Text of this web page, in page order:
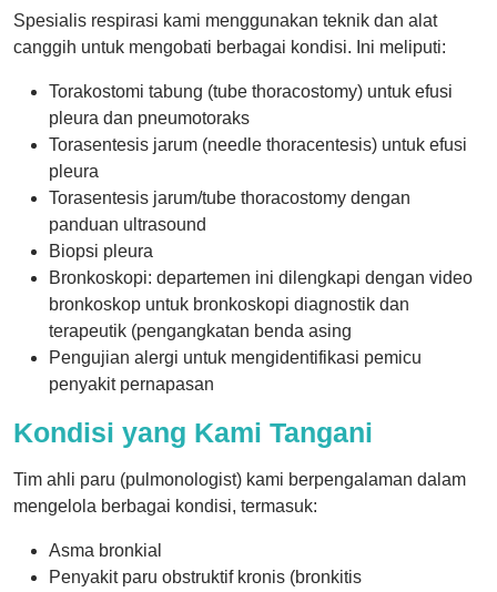
Spesialis respirasi kami menggunakan teknik dan alat
canggih untuk mengobati berbagai kondisi. Ini meliputi:
Torakostomi tabung (tube thoracostomy) untuk efusi
pleura dan pneumotoraks
Torasentesis jarum (needle thoracentesis) untuk efusi
pleura
Torasentesis jarum/tube thoracostomy dengan
panduan ultrasound
Biopsi pleura
Bronkoskopi: departemen ini dilengkapi dengan video
bronkoskop untuk bronkoskopi diagnostik dan
terapeutik (pengangkatan benda asing
Pengujian alergi untuk mengidentifikasi pemicu
penyakit pernapasan
Kondisi yang Kami Tangani
Tim ahli paru (pulmonologist) kami berpengalaman dalam
mengelola berbagai kondisi, termasuk:
Asma bronkial
Penyakit paru obstruktif kronis (bronkitis